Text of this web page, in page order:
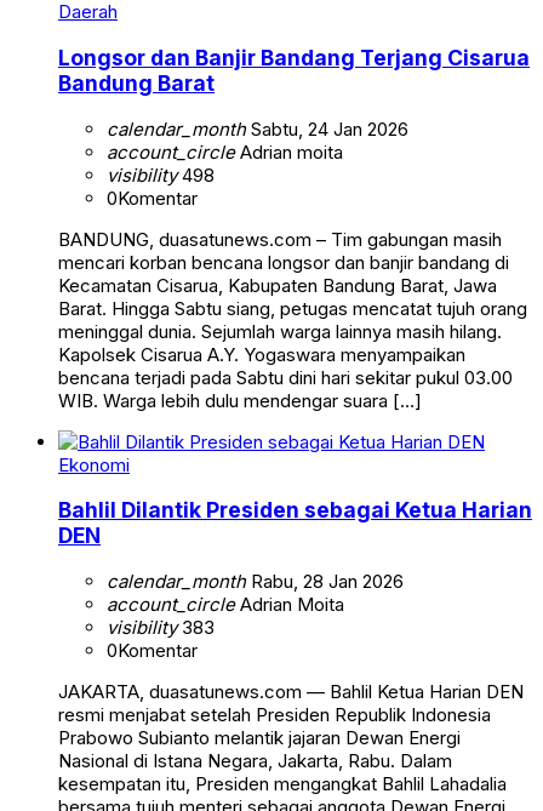
Daerah
Longsor dan Banjir Bandang Terjang Cisarua
Bandung Barat
calendar_monthSabtu, 24 Jan 2026
account_circleAdrian moita
visibility498
0Komentar
BANDUNG, duasatunews.com – Tim gabungan masih
mencari korban bencana longsor dan banjir bandang di
Kecamatan Cisarua, Kabupaten Bandung Barat, Jawa
Barat. Hingga Sabtu siang, petugas mencatat tujuh orang
meninggal dunia. Sejumlah warga lainnya masih hilang.
Kapolsek Cisarua A.Y. Yogaswara menyampaikan
bencana terjadi pada Sabtu dini hari sekitar pukul 03.00
WIB. Warga lebih dulu mendengar suara […]
Ekonomi
Bahlil Dilantik Presiden sebagai Ketua Harian
DEN
calendar_monthRabu, 28 Jan 2026
account_circleAdrian Moita
visibility383
0Komentar
JAKARTA, duasatunews.com — Bahlil Ketua Harian DEN
resmi menjabat setelah Presiden Republik Indonesia
Prabowo Subianto melantik jajaran Dewan Energi
Nasional di Istana Negara, Jakarta, Rabu. Dalam
kesempatan itu, Presiden mengangkat Bahlil Lahadalia
bersama tujuh menteri sebagai anggota Dewan Energi